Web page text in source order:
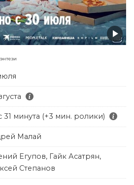
31 минута (+3 мин. ролики)
Малай
Егупов, Гайк Асатрян,
Степанов